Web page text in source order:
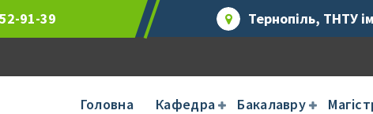
91-39 Тернопіль, ТНТУ
Головна Кафедра Бакалавру